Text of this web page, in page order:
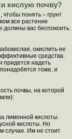
кислую почву?
чтобы понять – грунт
все растение
должны вас беспокоить.
окислить ее
средства.
придется надеть
тоже, и
почвы, на которой
лимонной кислоты.
кислоты. Но
случае. Им не стоит